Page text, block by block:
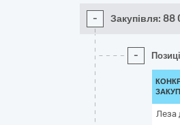
- Закупівля: 88
-
Леза